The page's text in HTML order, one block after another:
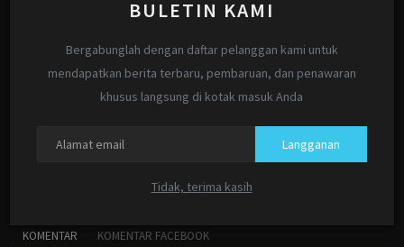
BULETIN KAMI
Bergabunglah dengan daftar pelanggan kami untuk
mendapatkan berita terbaru, pembaruan, dan penawaran
khusus langsung di kotak masuk Anda
Langganan
Tidak, terima kasih
Giliran Warga Peukan Bada Nikmati Bazar Pangan Murah
Banjir Bandang di Sumbar Tewaskan Puluhan Warga, Pj
KOMENTAR KOMENTAR FACEBOOK